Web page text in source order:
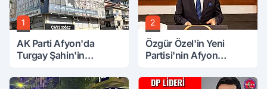
1
AK Parti Afyon'da
Turgay Şahin'in
2
Özgür Özel'in Yeni
Partisi'nin Afyon